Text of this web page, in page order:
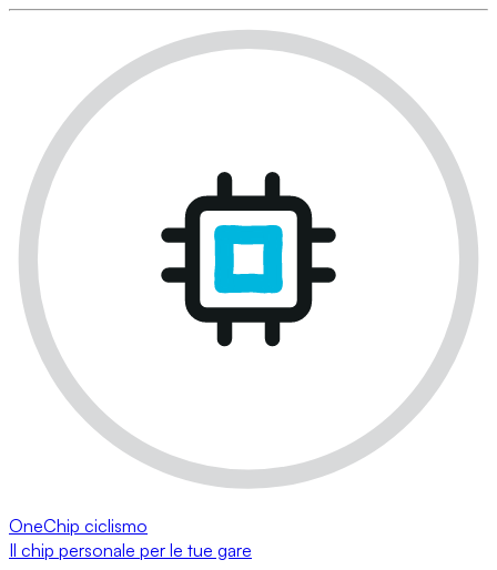
OneChip ciclismo
Il chip personale per le tue gare